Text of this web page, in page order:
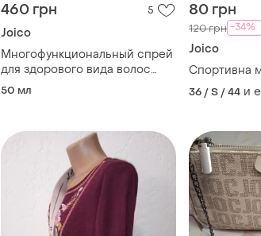
460 грн 5
Joico
Многофункциональный спрей
для здорового вида волос
joico k-pak color therapy luster
50 мл
80 грн
120 грн -34%
Joico
Спортивна
36 / S / 44 и